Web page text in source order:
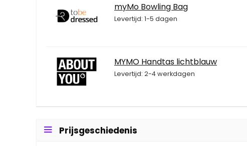
myMo Bowling Bag
Levertijd: 1-5 dagen
MYMO Handtas lichtblauw
Levertijd: 2-4 werkdagen
Prijsgeschiedenis